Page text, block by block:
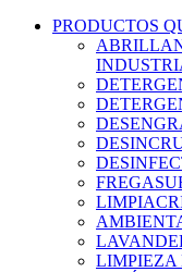
PRODUCTOS
LIMPIEZA